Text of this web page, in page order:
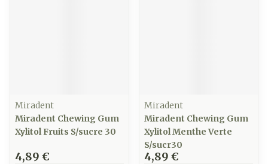
Miradent
Miradent Chewing Gum
Xylitol Fruits S/sucre 30
4,89 €
Miradent
Miradent Chewing Gum
Xylitol Menthe Verte
S/sucr30
4,89 €